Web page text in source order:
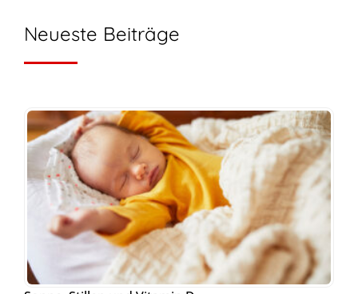
Neueste Beiträge